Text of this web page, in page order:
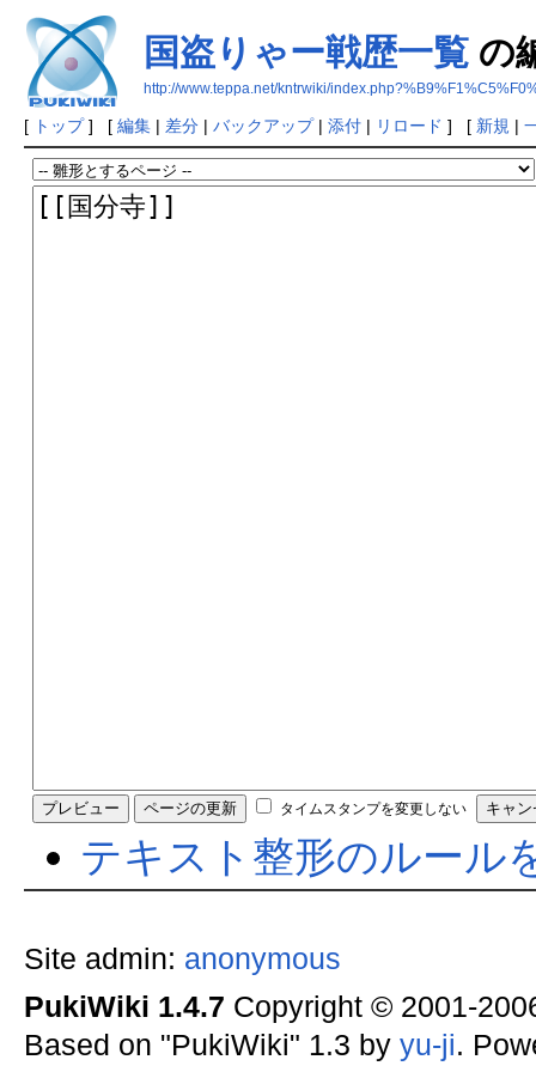
国盗りゃー戦歴一覧の
http://www.teppa.net/kntrwiki/
[ トップ] [ 編集| 差分| バックアップ| 添付| リロード ] [ 新規 |
タイムスタンプを変更しない
テキスト整形のルール
Site admin: anonymous
PukiWiki 1.4.7 Copyright © 2001-
Based on "PukiWiki" 1.3 by yu-ji.